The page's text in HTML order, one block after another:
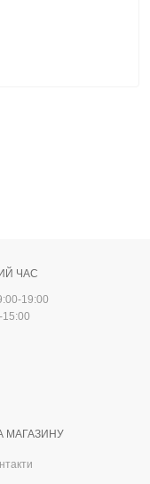
МАГАЗИНУ
ЧАС
19:00